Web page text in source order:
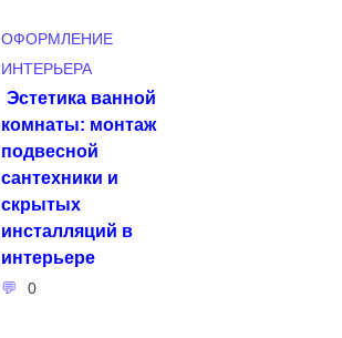
ОФОРМЛЕНИЕ
ИНТЕРЬЕРА
Эстетика ванной
комнаты: монтаж
подвесной
сантехники и
скрытых
инсталляций в
интерьере
0